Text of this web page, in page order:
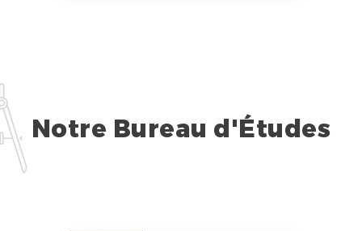
Notre Bureau d'Études